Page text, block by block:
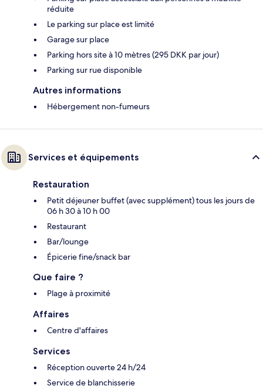
réduite
Le parking sur place est limité
Garage sur place
Parking hors site à 10 mètres (295 DKK par jour)
Parking sur rue disponible
Autres informations
Hébergement non-fumeurs
Services et équipements
Restauration
Petit déjeuner buffet (avec supplément) tous les jours de
06 h 30 à 10 h 00
Restaurant
Bar/lounge
Épicerie fine/snack bar
Que faire ?
Plage à proximité
Affaires
Centre d'affaires
Services
Réception ouverte 24 h/24
Service de blanchisserie